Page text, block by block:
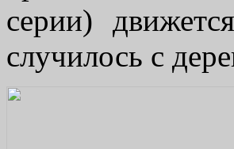
серии)
случилось с